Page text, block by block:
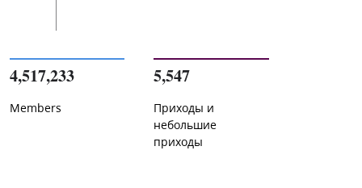
4,517,233
Members
5,547
Приходы и
небольшие
приходы